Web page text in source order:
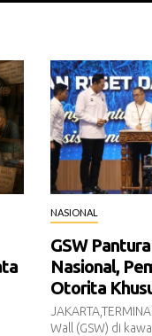
NASIONAL
GSW
Nasional,
Otorita
Wall (GSW) di